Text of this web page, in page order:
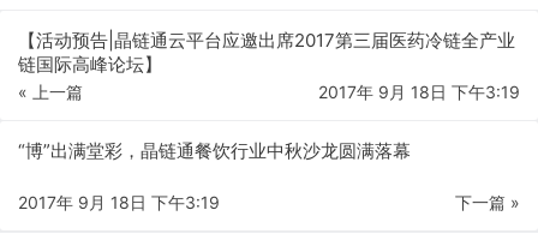
【活动预告|晶链通云平台应邀出席2017第三届医药冷链全产业
链国际高峰论坛】
« 上一篇 2017年 9月 18日 下午3:19
“博”出满堂彩，晶链通餐饮行业中秋沙龙圆满落幕
下一篇 »
2017年 9月 18日 下午3:19